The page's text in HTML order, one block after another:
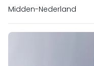
Midden-Nederland